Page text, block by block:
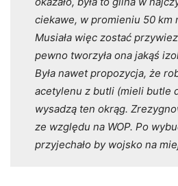
ciekawe, w promieniu 50 km
Musiała więc zostać
pewno tworzyła ona jakąś
Była nawet propozycja, że
acetylenu z butli (mieli butle
wysadzą ten okrąg.
ze względu na WOP. Po
przyjechało by wojsko na